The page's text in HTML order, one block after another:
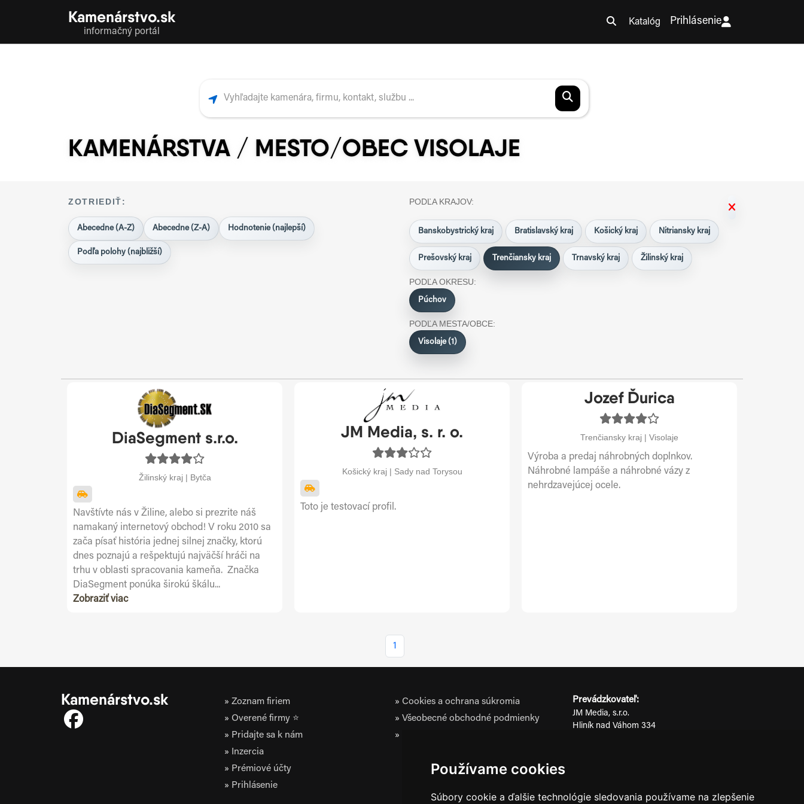
Používame cookies
Súbory cookie a ďalšie technológie sledovania používame na zlepšenie
Kamenárstvo.sk
informačný portál
Katalóg Prihlásenie
KAMENÁRSTVA / MESTO/OBEC VISOLAJE
ZOTRIEDIŤ:
Abecedne (A-Z) Abecedne (Z-A) Hodnotenie (najlepší)
Podľa polohy (najbližší)
PODĽA KRAJOV:
Banskobystrický kraj Bratislavský kraj Košický kraj Nitriansky kraj
Prešovský kraj Trenčiansky kraj Trnavský kraj Žilinský kraj
PODĽA OKRESU:
Púchov
PODĽA MESTA/OBCE:
Visolaje (1)
DiaSegment s.r.o.
Žilinský kraj | Bytča
Navštívte nás v Žiline, alebo si prezrite náš
namakaný internetový obchod! V roku 2010 sa
zača písať história jednej silnej značky, ktorú
dnes poznajú a rešpektujú najväčší hráči na
trhu v oblasti spracovania kameňa. Značka
DiaSegment ponúka širokú škálu...
Zobraziť viac
JM Media, s. r. o.
Košický kraj | Sady nad Torysou
Toto je testovací profil.
Jozef Ďurica
Trenčiansky kraj | Visolaje
Výroba a predaj náhrobných doplnkov.
Náhrobné lampáše a náhrobné vázy z
nehrdzavejúcej ocele.
1
Kamenárstvo.sk
Zoznam firiem
Overené firmy ⭐
Pridajte sa k nám
Inzercia
Prémiové účty
Prihlásenie
Cookies a ochrana súkromia
Všeobecné obchodné podmienky
Prevádzkovateľ:
JM Media, s.r.o.
Hliník nad Váhom 334